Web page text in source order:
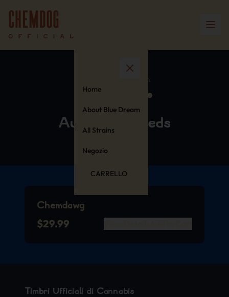
Home
About Blue Dream
All Strains
Negozio
CARRELLO
Authentic Seeds
Chemdawg
$29.99
Timbri Ufficiali di Cannabis